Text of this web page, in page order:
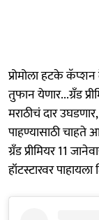
प्रोमोला हटके कॅप्शन
तुफान येणार...ग्रँड
मराठीचं दार
पाहण्यासाठी
ग्रँड प्रीमियर 11
हॉटस्टारवर